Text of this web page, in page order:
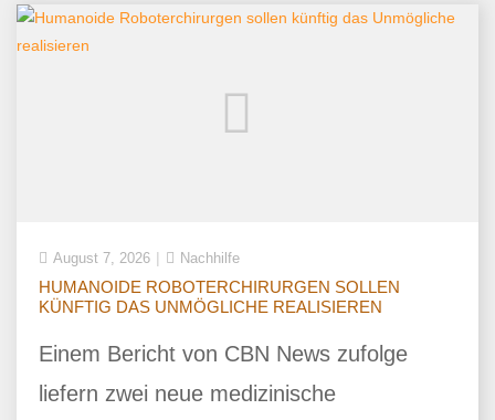
August 7, 2026 Nachhilfe
HUMANOIDE ROBOTERCHIRURGEN SOLLEN
KÜNFTIG DAS UNMÖGLICHE REALISIEREN
Einem Bericht von CBN News zufolge
liefern zwei neue medizinische